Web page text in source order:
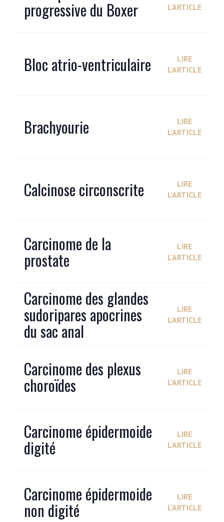
progressive du Boxer
L'ARTICLE
Bloc atrio-ventriculaire
LIRE
L'ARTICLE
Brachyourie
LIRE
L'ARTICLE
Calcinose circonscrite
LIRE
L'ARTICLE
Carcinome de la
prostate
LIRE
L'ARTICLE
Carcinome des glandes
sudoripares apocrines
du sac anal
LIRE
L'ARTICLE
Carcinome des plexus
choroïdes
LIRE
L'ARTICLE
Carcinome épidermoide
digité
LIRE
L'ARTICLE
Carcinome épidermoide
non digité
LIRE
L'ARTICLE